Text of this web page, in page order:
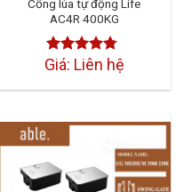
Cổng lùa tự động Life
AC4R 400KG
Được xếp
5 sao
Giá: Liên hệ